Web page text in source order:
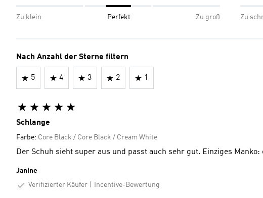
Zu klein Perfekt Zu groß Zu
Nach Anzahl der Sterne filtern
5 4 3 2 1
Schlange
Farbe: Core Black / Core Black / Cream White
Der Schuh sieht super aus und passt auch sehr gut. Einziges
Janine
Verifizierter Käufer
Incentive-Bewertung